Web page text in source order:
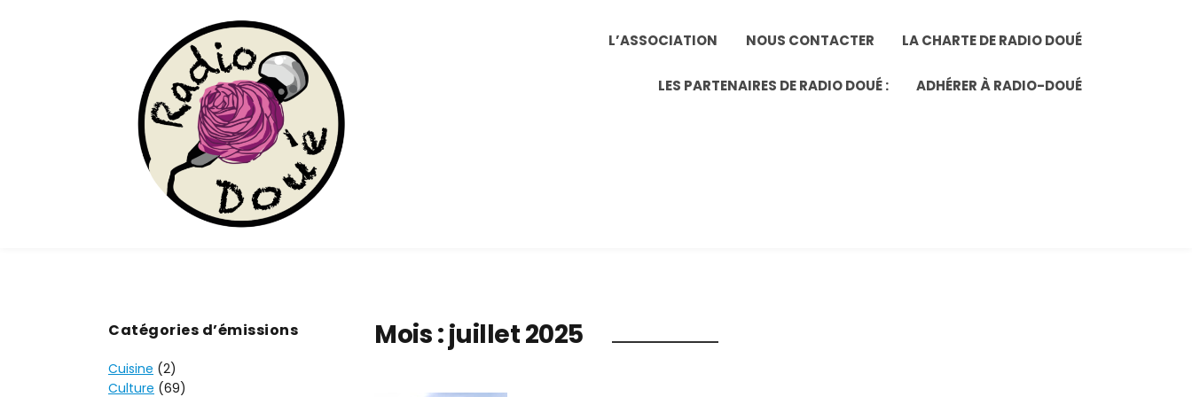
L’ASSOCIATION NOUS CONTACTER LA CHARTE DE RADIO DOUÉ
LES PARTENAIRES DE RADIO DOUÉ : ADHÉRER À RADIO-DOUÉ
Mois :juillet 2025
Catégories d’émissions
Cuisine (2)
Culture (69)